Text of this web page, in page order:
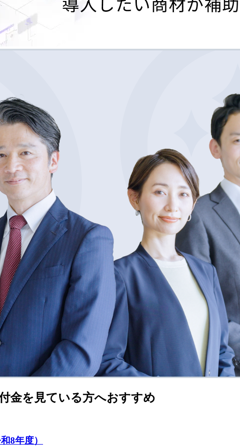
金を見ている方へおすすめ
8年度）